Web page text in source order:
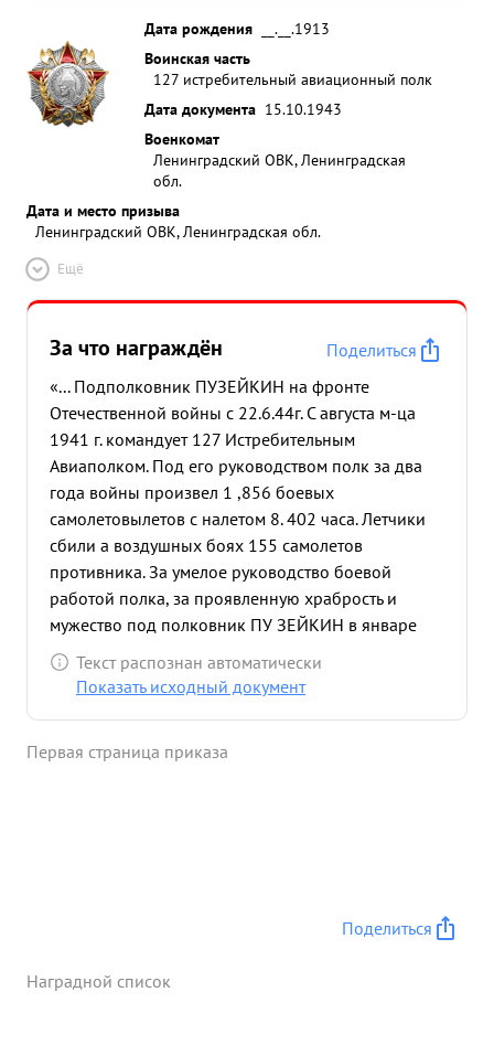
Дата рождения
__.__.1913
Воинская часть
127 истребительный авиационный полк
Дата документа 15.10.1943
Военкомат
Ленинградский ОВК, Ленинградская
обл.
Дата и место призыва
Ленинградский ОВК, Ленинградская обл.
Ещё
За что награждён
Поделиться
«... Подполковник ПУЗЕЙКИН на фронте
Отечественной войны с 22.6.44г. С августа м-ца
1941 г. командует 127 Истребительным
Авиаполком. Под его руководством полк за два
года войны произвел 1 ,856 боевых
самолетовылетов с налетом 8. 402 часа. Летчики
сбили а воздушных боях 155 самолетов
противника. За умелое руководство боевой
работой полка, за проявленную храбрость и
мужество под полковник ПУ ЗЕЙКИН в январе
1942 г. награжден орденом ЛЕНИНА. Находясь в
составе 282 ИАД с октября 19-2 г. 127 ИАП под
Воздушных боях сбили 121 самолет противника.
время сбили в воздушных боях что самолет
произвел на Центральном фронте 18 боевых
Текст распознан автоматически
Показать исходный документ
Первая страница приказа
Поделиться
Наградной список